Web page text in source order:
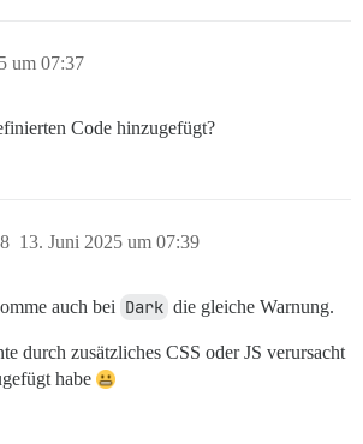
um 07:37
Code hinzugefügt?
13. Juni 2025 um 07:39
8
auch bei Dark die gleiche Warnung.
durch zusätzliches CSS oder JS verursacht
habe